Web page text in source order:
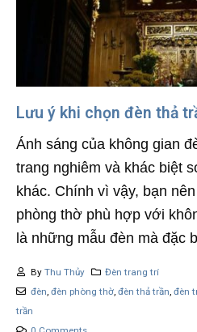
Lưu ý khi chọn đèn thả
Ánh sáng của không gian
trang nghiêm và khác biệt
khác. Chính vì vậy, bạn
phòng thờ phù hợp với
là những mẫu đèn mà đặc
By Thu Thủy
Đèn trang trí
đèn, đèn phòng thờ, đèn thả trần, đèn
trần